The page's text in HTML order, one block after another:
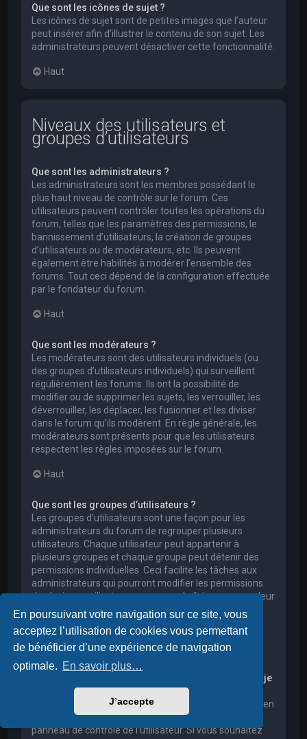
En poursuivant votre navigation sur ce site, vous
acceptez l’utilisation de cookies vous permettant
de bénéficier d’une expérience de navigation
optimale. En savoir plus…
J’accepte
Que sont les icônes de sujet ?
Les icônes de sujet sont de petites images que l’auteur
peut insérer afin d’illustrer le contenu de son sujet. Les
administrateurs peuvent désactiver cette fonctionnalité.
Haut
Niveaux des utilisateurs et
groupes d’utilisateurs
Que sont les administrateurs ?
Les administrateurs sont les membres possédant le
plus haut niveau de contrôle sur le forum. Ces
utilisateurs peuvent contrôler toutes les opérations du
forum, telles que les paramètres des permissions, le
bannissement d’utilisateurs, la création de groupes
d’utilisateurs ou de modérateurs, etc. Ils peuvent
également être habilités à modérer l’ensemble des
forums. Tout ceci dépend de la configuration effectuée
par le fondateur du forum.
Haut
Que sont les modérateurs ?
Les modérateurs sont des utilisateurs individuels (ou
des groupes d’utilisateurs individuels) qui surveillent
régulièrement les forums. Ils ont la possibilité de
modifier ou de supprimer les sujets, les verrouiller, les
déverrouiller, les déplacer, les fusionner et les diviser
dans le forum qu’ils modèrent. En règle générale, les
modérateurs sont présents pour que les utilisateurs
respectent les règles imposées sur le forum.
Haut
Que sont les groupes d’utilisateurs ?
Les groupes d’utilisateurs sont une façon pour les
administrateurs du forum de regrouper plusieurs
utilisateurs. Chaque utilisateur peut appartenir à
plusieurs groupes et chaque groupe peut détenir des
permissions individuelles. Ceci facilite les tâches aux
administrateurs qui pourront modifier les permissions
de plusieurs utilisateurs en une seule fois, ou encore leur
accorder des pouvoirs de modération, ou bien leur
donner accès à un forum privé.
Haut
Où sont les groupes d’utilisateurs et comment puis-je
en rejoindre un ?
Vous pouvez consulter tous les groupes d’utilisateurs en
cliquant sur le lien « Groupes d’utilisateurs » depuis le
panneau de contrôle de l’utilisateur. Si vous souhaitez